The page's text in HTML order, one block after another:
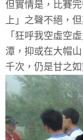
但實情是，比賽
上」之聲不絕，
「狂呼我空虛空
潭，抑或在大帽
千次，仍是甘之